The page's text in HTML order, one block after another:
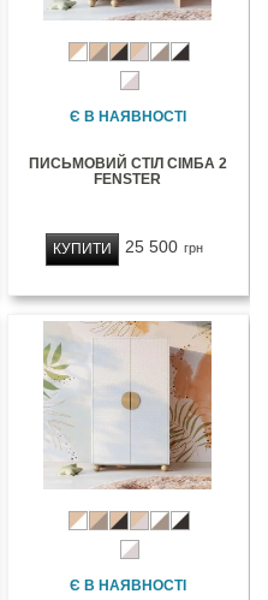
Є В НАЯВНОСТІ
ПИСЬМОВИЙ СТІЛ СІМБА 2
FENSTER
25 500 грн
КУПИТИ
Є В НАЯВНОСТІ